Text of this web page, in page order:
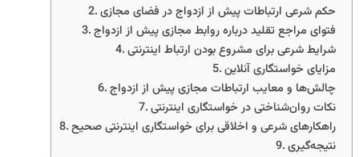
حکم شرعی ارتباطات پیش از ازدواج در فضای مجازی
فتوای مراجع تقلید درباره روابط مجازی پیش از ازدواج
شرایط شرعی برای مشروع بودن ارتباط اینترنتی
مزایای خواستگاری آنلاین
چالش‌ها و معایب ارتباطات مجازی پیش از ازدواج
نکات روان‌شناختی در خواستگاری اینترنتی
راهکارهای شرعی و اخلاقی برای خواستگاری اینترنتی صحیح
نتیجه‌گیری